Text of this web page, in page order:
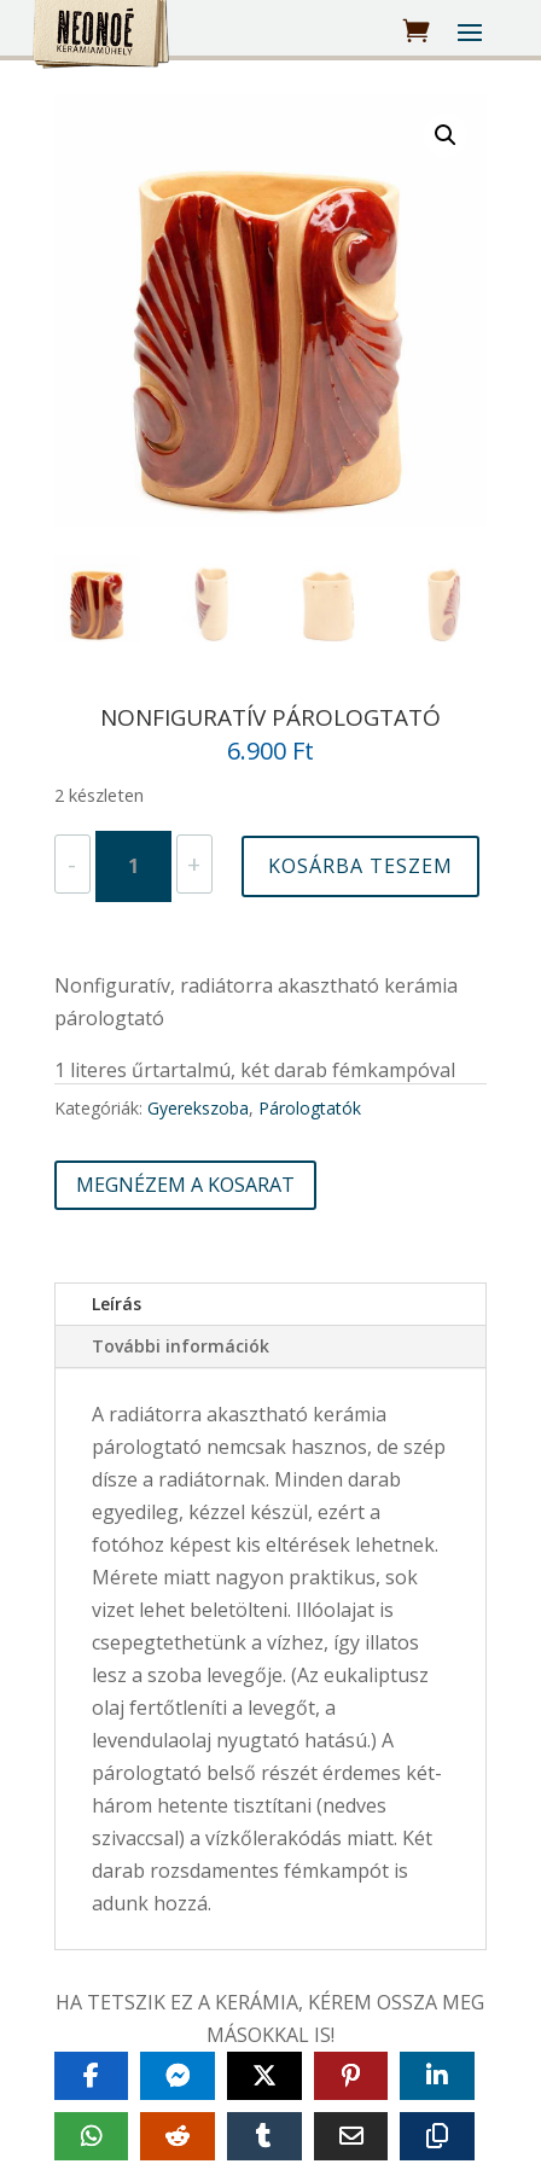
NONFIGURATÍV PÁROLOGTATÓ
6.900 Ft
2 készleten
-
Nonfiguratív
párologtató
mennyiség
+ KOSÁRBA TESZEM
Nonfiguratív, radiátorra akasztható kerámia
párologtató
1 literes űrtartalmú, két darab fémkampóval
Kategóriák: Gyerekszoba, Párologtatók
MEGNÉZEM A KOSARAT
Leírás
További információk
A radiátorra akasztható kerámia
párologtató nemcsak hasznos, de szép
dísze a radiátornak. Minden darab
egyedileg, kézzel készül, ezért a
fotóhoz képest kis eltérések lehetnek.
Mérete miatt nagyon praktikus, sok
vizet lehet beletölteni. Illóolajat is
csepegtethetünk a vízhez, így illatos
lesz a szoba levegője. (Az eukaliptusz
olaj fertőtleníti a levegőt, a
levendulaolaj nyugtató hatású.) A
párologtató belső részét érdemes két-
három hetente tisztítani (nedves
szivaccsal) a vízkőlerakódás miatt. Két
darab rozsdamentes fémkampót is
adunk hozzá.
HA TETSZIK EZ A KERÁMIA, KÉREM OSSZA MEG
MÁSOKKAL IS!